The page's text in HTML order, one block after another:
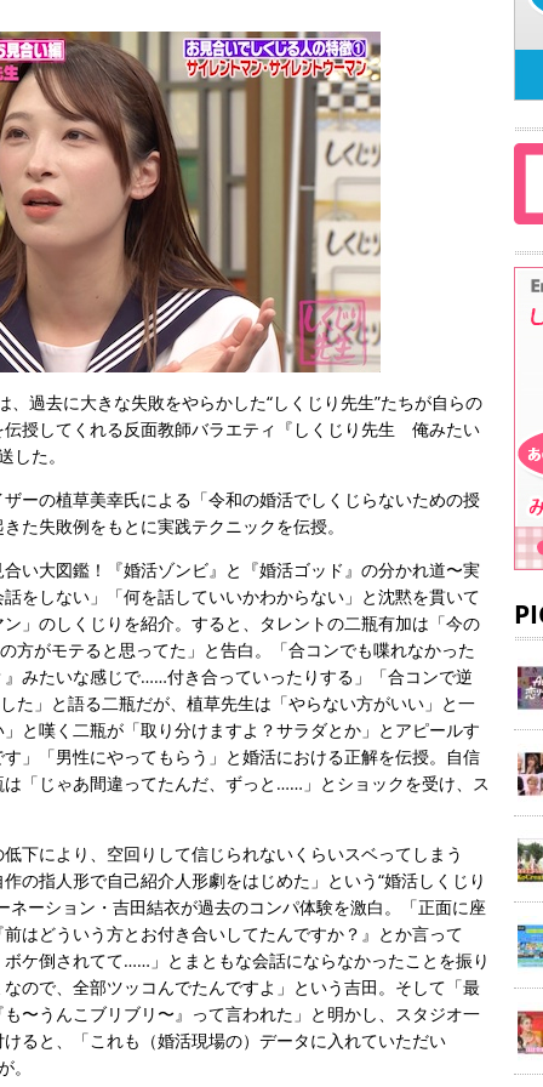
過去に大きな失敗をやらかした“しくじり先生”たちが自らの
授してくれる反面教師バラエティ『しくじり先生 俺みたい
た。
ーの植草美幸氏による「令和の婚活でしくじらないための授
た失敗例をもとに実践テクニックを伝授。
い大図鑑！『婚活ゾンビ』と『婚活ゴッド』の分かれ道〜実
をしない」「何を話していいかわからない」と沈黙を貫いて
」のしくじりを紹介。すると、タレントの二瓶有加は「今の
方がモテると思ってた」と告白。「合コンでも喋れなかった
みたいな感じで……付き合っていったりする」「合コンで逆
た」と語る二瓶だが、植草先生は「やらない方がいい」と一
と嘆く二瓶が「取り分けますよ？サラダとか」とアピールす
」「男性にやってもらう」と婚活における正解を伝授。自信
「じゃあ間違ってたんだ、ずっと……」とショックを受け、ス
下により、空回りして信じられないくらいスベってしまう
の指人形で自己紹介人形劇をはじめた」という“婚活しくじり
ネーション・吉田結衣が過去のコンパ体験を激白。「正面に座
はどういう方とお付き合いしてたんですか？』とか言って
ケ倒されてて……」とまともな会話にならなかったことを振り
ので、全部ツッコんでたんですよ」という吉田。そして「最
〜うんこブリブリ〜』って言われた」と明かし、スタジオ一
ると、「これも（婚活現場の）データに入れていただい